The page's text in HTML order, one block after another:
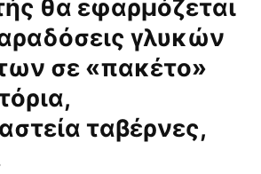
θα εφαρμόζεται
γλυκών
σε «πακέτο»
ταβέρνες,